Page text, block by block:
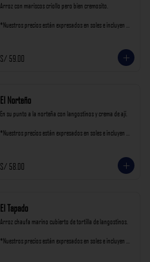
Arroz con mariscos criollo pero bien cremosito.
*Nuestros precios están expresados en soles e incluyen
S/ 59.00
El Norteño
En su punto a la norteña con langostinos y crema de ají.
*Nuestros precios están expresados en soles e incluyen
S/ 58.00
El Tapado
Arroz chaufa marino cubierto de tortilla de langostinos.
*Nuestros precios están expresados en soles e incluyen